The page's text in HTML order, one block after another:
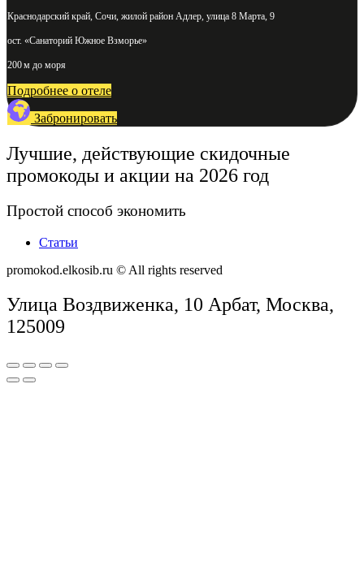
Краснодарский край, Сочи, жилой район Адлер, улица 8 Марта, 9
ост. «Санаторий Южное Взморье»
200 м до моря
Подробнее о отеле
Забронировать
Лучшие, действующие скидочные
промокоды и акции на 2026 год
Простой способ экономить
Статьи
promokod.elkosib.ru © All rights reserved
Улица Воздвиженка, 10 Арбат, Москва,
125009